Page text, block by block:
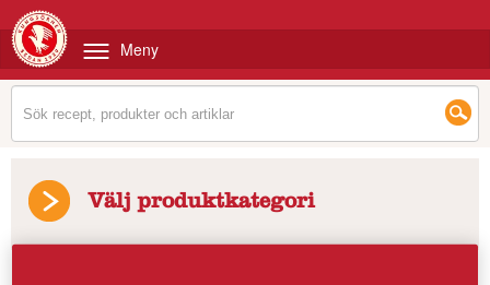
Meny
Välj produktkategori